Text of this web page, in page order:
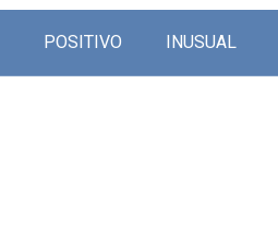
POSITIVO INUSUAL